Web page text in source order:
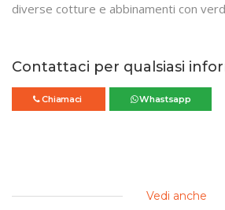
diverse cotture e abbinamenti con
Contattaci per qualsiasi
Chiamaci Whastsapp
Vedi anche